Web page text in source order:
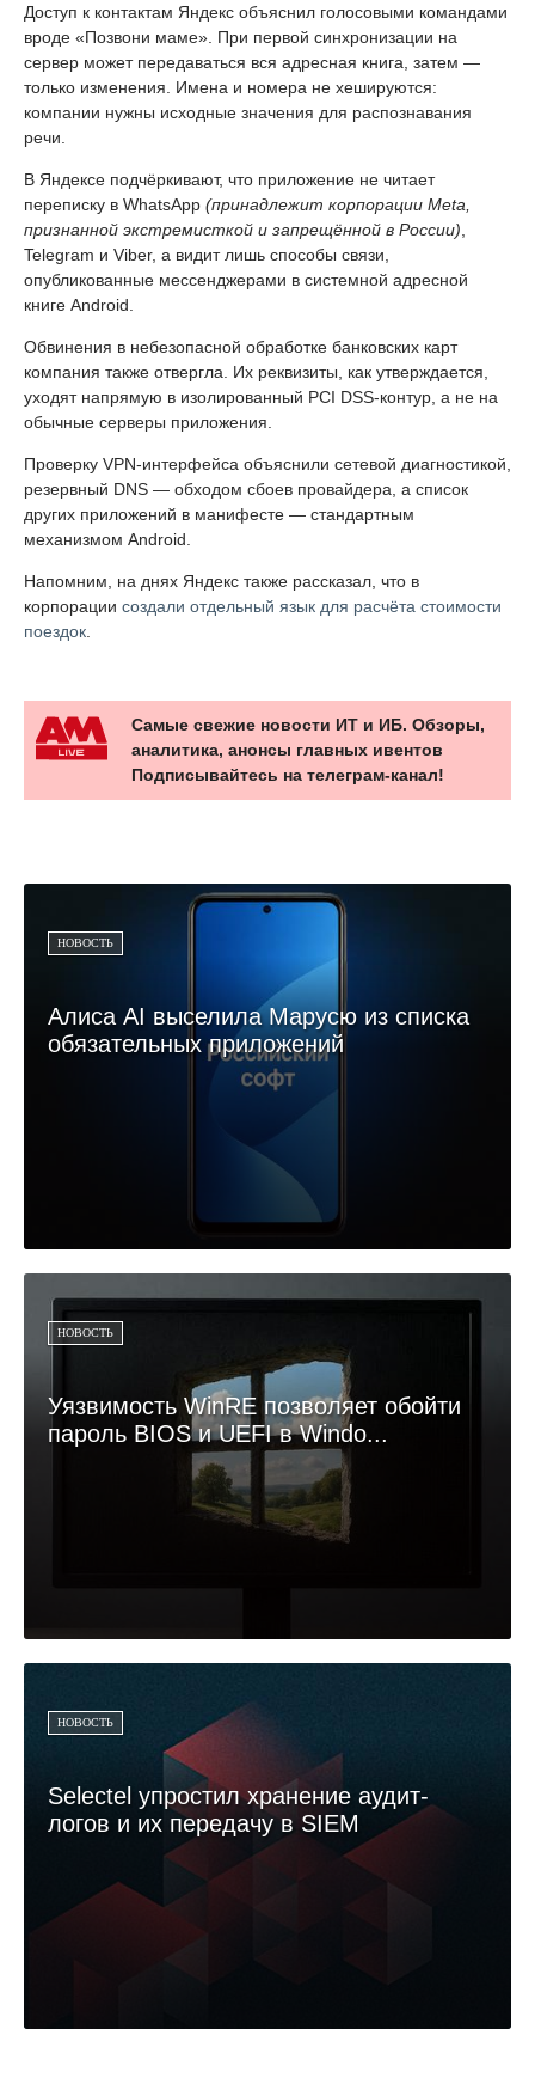
Доступ к контактам Яндекс объяснил голосовыми командами
вроде «Позвони маме». При первой синхронизации на
сервер может передаваться вся адресная книга, затем —
только изменения. Имена и номера не хешируются:
компании нужны исходные значения для распознавания
речи.
В Яндексе подчёркивают, что приложение не читает
переписку в WhatsApp (принадлежит корпорации Meta,
признанной экстремисткой и запрещённой в России)
Telegram и Viber, а видит лишь способы связи,
опубликованные мессенджерами в системной адресной
книге Android.
Обвинения в небезопасной обработке банковских карт
компания также отвергла. Их реквизиты, как утверждается,
уходят напрямую в изолированный PCI DSS-контур, а не на
обычные серверы приложения.
Проверку VPN-интерфейса объяснили сетевой диагностикой,
резервный DNS — обходом сбоев провайдера, а список
других приложений в манифесте — стандартным
механизмом Android.
Напомним, на днях Яндекс также рассказал, что в
корпорации создали отдельный язык для расчёта стоимости
поездок
Самые свежие новости ИТ и ИБ. Обзоры,
аналитика, анонсы главных ивентов
Подписывайтесь на телеграм-канал!
НОВОСТЬ
Алиса AI выселила Марусю из списка
обязательных приложений
НОВОСТЬ
Уязвимость WinRE позволяет обойти
пароль BIOS и UEFI в Windo...
НОВОСТЬ
Selectel упростил хранение аудит-
логов и их передачу в SIEM